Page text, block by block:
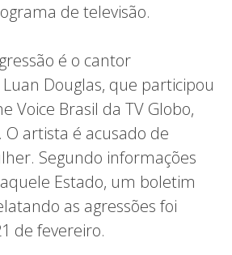
de televisão.
é o cantor
Douglas, que participou
Voice Brasil da TV Globo,
O artista é acusado de
Segundo informações
Estado, um boletim
as agressões foi
de fevereiro.